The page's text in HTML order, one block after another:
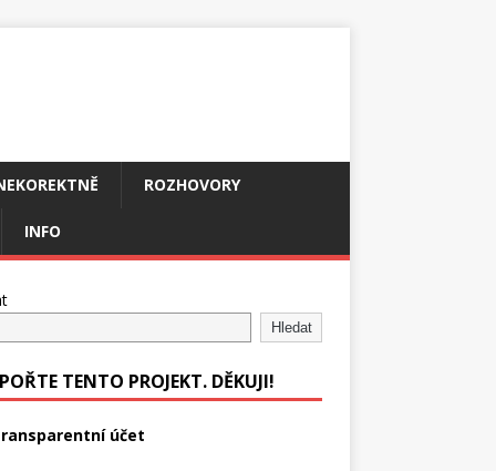
ROZHOVORY
INFO
Hledat
TENTO PROJEKT. DĚKUJI!
účet